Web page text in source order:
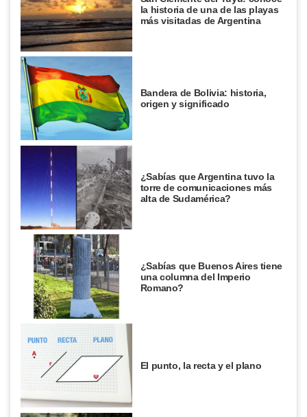
la historia de una de las playas
más visitadas de Argentina
Bandera de Bolivia: historia,
origen y significado
¿Sabías que Argentina tuvo la
torre de comunicaciones más
alta de Sudamérica?
¿Sabías que Buenos Aires tiene
una columna del Imperio
Romano?
El punto, la recta y el plano